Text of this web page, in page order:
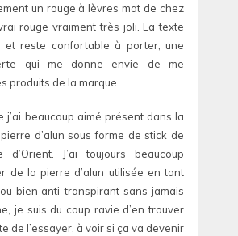
un rouge à lèvres mat de chez
rouge vraiment très joli. La texte
et reste confortable à porter, une
qui me donne envie de me
produits de la marque.
j’ai beaucoup aimé présent dans la
d’alun sous forme de stick de
d’Orient. J’ai toujours beaucoup
de la pierre d’alun utilisée en tant
bien anti-transpirant sans jamais
je suis du coup ravie d’en trouver
de l’essayer, à voir si ça va devenir